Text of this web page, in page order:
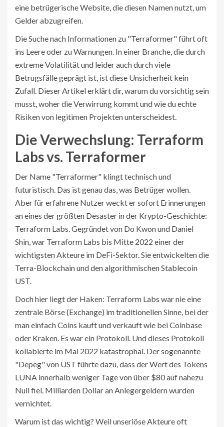
eine betrügerische Website, die diesen Namen nutzt, um
Gelder abzugreifen.
Die Suche nach Informationen zu "Terraformer" führt oft
ins Leere oder zu Warnungen. In einer Branche, die durch
extreme Volatilität und leider auch durch viele
Betrugsfälle geprägt ist, ist diese Unsicherheit kein
Zufall. Dieser Artikel erklärt dir, warum du vorsichtig sein
musst, woher die Verwirrung kommt und wie du echte
Risiken von legitimen Projekten unterscheidest.
Die Verwechslung: Terraform
Labs vs. Terraformer
Der Name "Terraformer" klingt technisch und
futuristisch. Das ist genau das, was Betrüger wollen.
Aber für erfahrene Nutzer weckt er sofort Erinnerungen
an eines der größten Desaster in der Krypto-Geschichte:
Terraform Labs. Gegründet von Do Kwon und Daniel
Shin, war Terraform Labs bis Mitte 2022 einer der
wichtigsten Akteure im DeFi-Sektor. Sie entwickelten die
Terra-Blockchain und den algorithmischen Stablecoin
UST.
Doch hier liegt der Haken: Terraform Labs war nie eine
zentrale Börse (Exchange) im traditionellen Sinne, bei der
man einfach Coins kauft und verkauft wie bei Coinbase
oder Kraken. Es war ein Protokoll. Und dieses Protokoll
kollabierte im Mai 2022 katastrophal. Der sogenannte
"Depeg" von UST führte dazu, dass der Wert des Tokens
LUNA innerhalb weniger Tage von über $80 auf nahezu
Null fiel. Milliarden Dollar an Anlegergeldern wurden
vernichtet.
Warum ist das wichtig? Weil unseriöse Akteure oft